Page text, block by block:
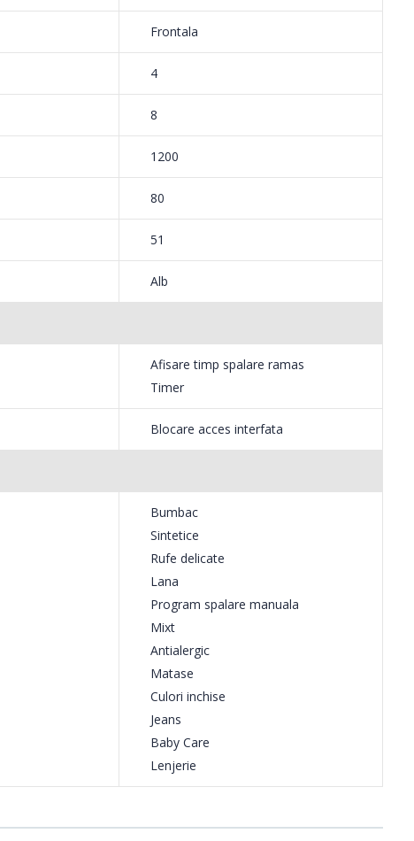
Frontala
4
8
1200
80
51
Alb
Afisare timp spalare ramas
Timer
Blocare acces interfata
Bumbac
Sintetice
Rufe delicate
Lana
Program spalare manuala
Mixt
Antialergic
Matase
Culori inchise
Jeans
Baby Care
Lenjerie